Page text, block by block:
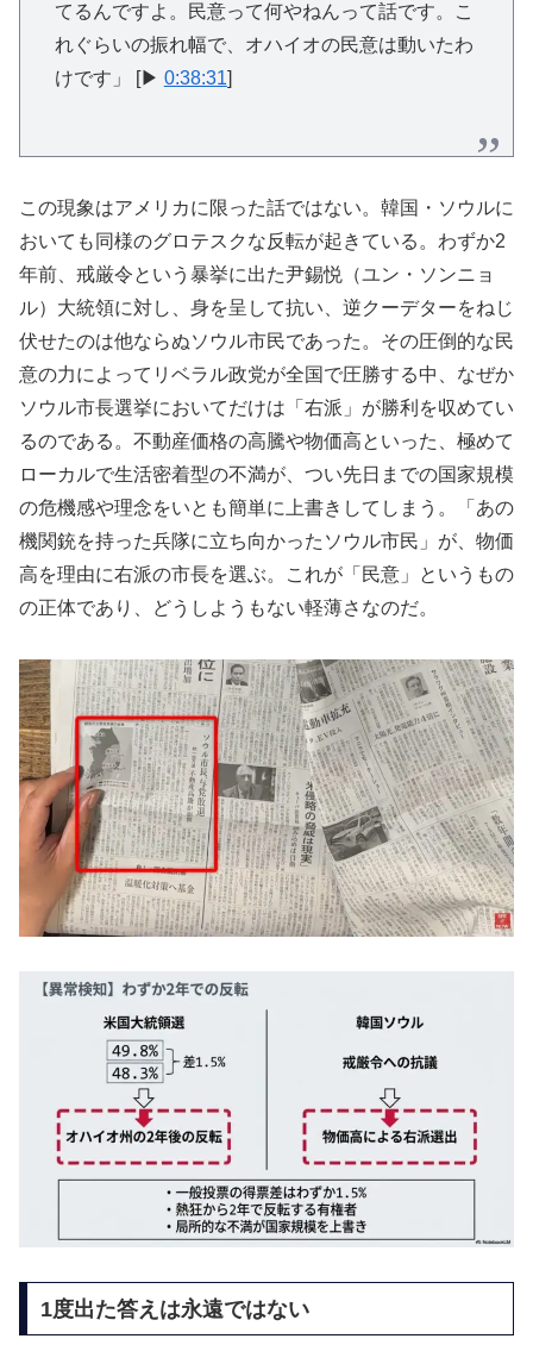
てるんですよ。民意って何やねんって話です。こ
れぐらいの振れ幅で、オハイオの民意は動いたわ
けです」 [▶ 0:38:31]
この現象はアメリカに限った話ではない。韓国・ソウルに
おいても同様のグロテスクな反転が起きている。わずか2
年前、戒厳令という暴挙に出た尹錫悦（ユン・ソンニョ
ル）大統領に対し、身を呈して抗い、逆クーデターをねじ
伏せたのは他ならぬソウル市民であった。その圧倒的な民
意の力によってリベラル政党が全国で圧勝する中、なぜか
ソウル市長選挙においてだけは「右派」が勝利を収めてい
るのである。不動産価格の高騰や物価高といった、極めて
ローカルで生活密着型の不満が、つい先日までの国家規模
の危機感や理念をいとも簡単に上書きしてしまう。「あの
機関銃を持った兵隊に立ち向かったソウル市民」が、物価
高を理由に右派の市長を選ぶ。これが「民意」というもの
の正体であり、どうしようもない軽薄さなのだ。
1度出た答えは永遠ではない